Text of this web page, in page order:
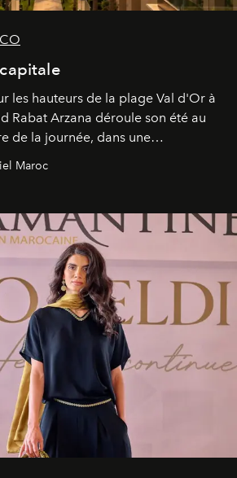
les hauteurs de la plage Val d'Or à
Rabat Arzana déroule son été au
de la journée, dans une
comme une succession de
Maroc